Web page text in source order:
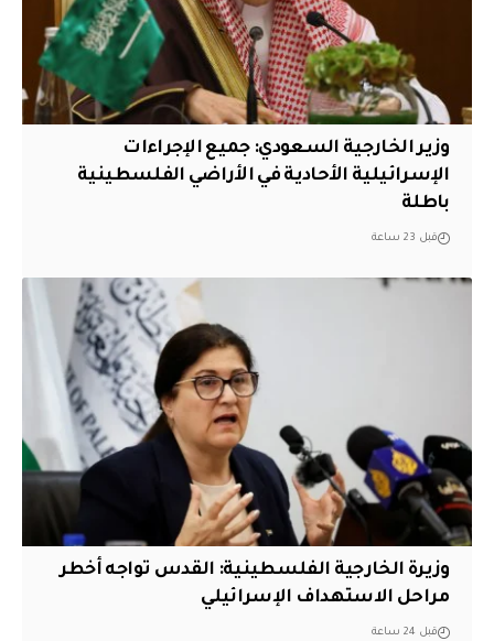
وزير الخارجية السعودي: جميع الإجراءات
الإسرائيلية الأحادية في الأراضي الفلسطينية
باطلة
قبل 23 ساعة
وزيرة الخارجية الفلسطينية: القدس تواجه أخطر
مراحل الاستهداف الإسرائيلي
قبل 24 ساعة